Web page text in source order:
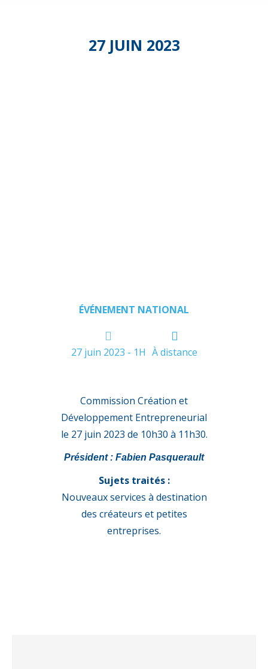
27 JUIN 2023
ÉVÉNEMENT NATIONAL
27 juin 2023 - 1H À distance
Commission Création et
Développement Entrepreneurial
le 27 juin 2023 de 10h30 à 11h30.
Président : Fabien Pasquerault
Sujets traités :
Nouveaux services à destination
des créateurs et petites
entreprises.